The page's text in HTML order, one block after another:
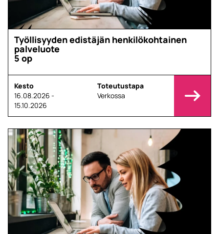
Työllisyyden edistäjän henkilökohtainen
palveluote
5 op
Kesto
16.08.2026 -
15.10.2026
Toteutustapa
Verkossa